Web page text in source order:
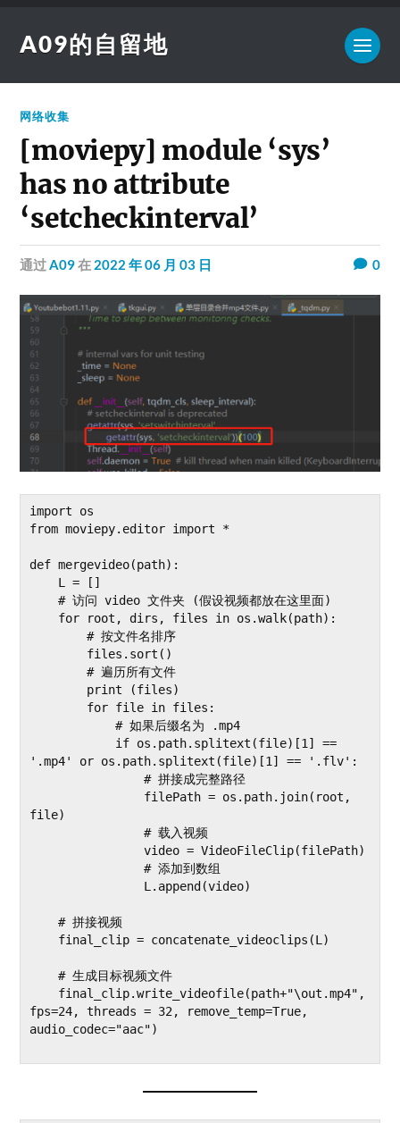
A09的自留地
网络收集
[moviepy] module ‘sys’
has no attribute
‘setcheckinterval’
通过A09在 2022 年 06 月 03 日 0
import os
from moviepy.editor import *
def mergevideo(path):
    # 访问 video 文件夹 (假设视频都放在这里面)
        # 按文件名排序
        # 遍历所有文件
            # 如果后缀名为 .mp4
'.mp4' or os.path.splitext(file)[1] == '.flv':
                # 拼接成完整路径
file)
                # 载入视频
                video = VideoFileClip(filePath)
                # 添加到数组
    # 拼接视频
    # 生成目标视频文件
fps=24, threads = 32, remove_temp=True,
audio_codec="aac")